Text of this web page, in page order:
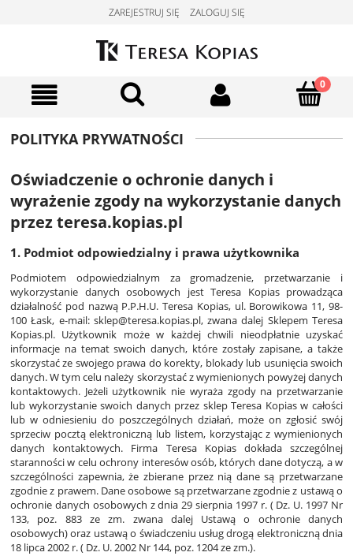
ZAREJESTRUJ SIĘ ZALOGUJ SIĘ
POLITYKA PRYWATNOŚCI
Oświadczenie o ochronie danych i
wyrażenie zgody na wykorzystanie danych
przez teresa.kopias.pl
1. Podmiot odpowiedzialny i prawa użytkownika
Podmiotem odpowiedzialnym za gromadzenie, przetwarzanie i
wykorzystanie danych osobowych jest Teresa Kopias prowadząca
działalność pod nazwą P.P.H.U. Teresa Kopias, ul. Borowikowa 11, 98-
100 Łask, e-mail: sklep@teresa.kopias.pl, zwana dalej Sklepem Teresa
Kopias.pl. Użytkownik może w każdej chwili nieodpłatnie uzyskać
informacje na temat swoich danych, które zostały zapisane, a także
skorzystać ze swojego prawa do korekty, blokady lub usunięcia swoich
danych. W tym celu należy skorzystać z wymienionych powyżej danych
kontaktowych. Jeżeli użytkownik nie wyraża zgody na przetwarzanie
lub wykorzystanie swoich danych przez sklep Teresa Kopias w całości
lub w odniesieniu do poszczególnych działań, może on zgłosić swój
sprzeciw pocztą elektroniczną lub listem, korzystając z wymienionych
danych kontaktowych. Firma Teresa Kopias dokłada szczególnej
staranności w celu ochrony interesów osób, których dane dotyczą, a w
szczególności zapewnia, że zbierane przez nią dane są przetwarzane
zgodnie z prawem. Dane osobowe są przetwarzane zgodnie z ustawą o
ochronie danych osobowych z dnia 29 sierpnia 1997 r. ( Dz. U. 1997 Nr
133, poz. 883 ze zm. zwana dalej Ustawą o ochronie danych
osobowych) oraz ustawą o świadczeniu usług drogą elektroniczną dnia
18 lipca 2002 r. ( Dz. U. 2002 Nr 144, poz. 1204 ze zm.).